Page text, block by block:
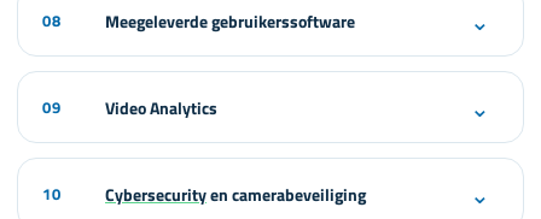
08 Meegeleverde gebruikerssoftware ⌄
09 Video Analytics ⌄
10 Cybersecurityen camerabeveiliging ⌄